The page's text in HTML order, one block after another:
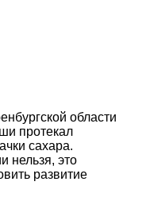
области
протекал
сахара.
нельзя, это
развитие